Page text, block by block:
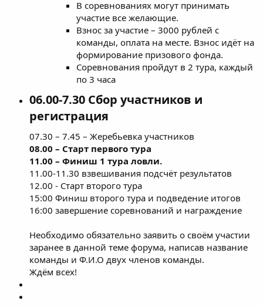
В соревнованиях могут принимать
участие все желающие.
Взнос за участие – 3000 рублей с
команды, оплата на месте. Взнос идёт на
формирование призового фонда.
Соревнования пройдут в 2 тура, каждый
по 3 часа
06.00-7.30 Сбор участников и
регистрация​
07.30 – 7.45 – Жеребьевка участников
08.00 – Старт первого тура
11.00 – Финиш 1 тура ловли.
11.00-11.30 взвешивания подсчёт результатов
12.00 - Старт второго тура
15:00 Финиш второго тура и подведение итогов
16:00 завершение соревнований и награждение
Необходимо обязательно заявить о своём участии
заранее в данной теме форума, написав название
команды и Ф.И.О двух членов команды.
Ждём всех!